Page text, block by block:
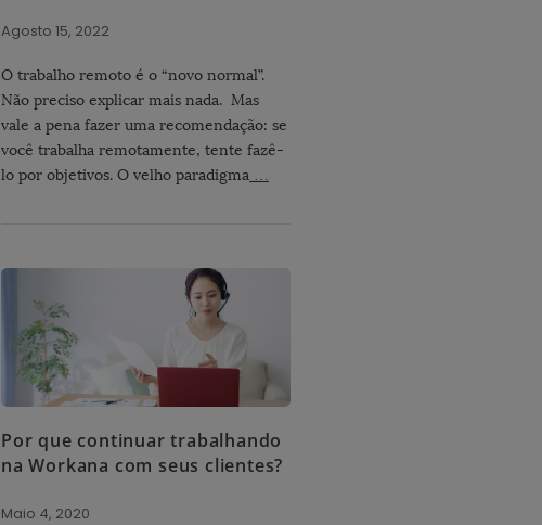
Agosto 15, 2022
O trabalho remoto é o “novo normal”.
Não preciso explicar mais nada. Mas
vale a pena fazer uma recomendação: se
você trabalha remotamente, tente fazê-
lo por objetivos. O velho paradigma …
Por que continuar trabalhando
na Workana com seus clientes?
Maio 4, 2020